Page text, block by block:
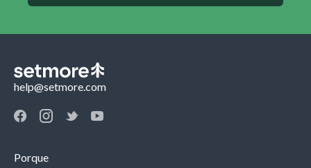
help@setmore.com
Porque